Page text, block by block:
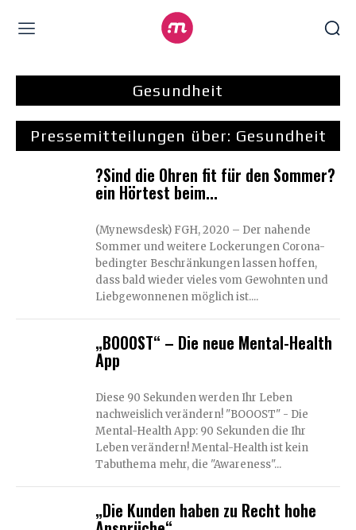
Gesundheit
Pressemitteilungen über: Gesundheit
?Sind die Ohren fit für den Sommer?
ein Hörtest beim...
(Mynewsdesk) FGH, 2020 – Der nahende
Sommer und weitere Lockerungen Corona-
bedingter Beschränkungen lassen hoffen,
dass bald wieder vieles vom Gewohnten und
Liebgewonnenen möglich ist....
„BOOOST“ – Die neue Mental-Health
App
Diese 90 Sekunden werden Ihr Leben
nachweislich verändern! "BOOOST" - Die
Mental-Health App: 90 Sekunden die Ihr
Leben verändern! Mental-Health ist kein
Tabuthema mehr, die "Awareness"...
„Die Kunden haben zu Recht hohe